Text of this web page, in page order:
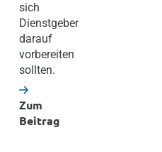
sich
Dienstgeber
darauf
vorbereiten
sollten.
Zum
Beitrag